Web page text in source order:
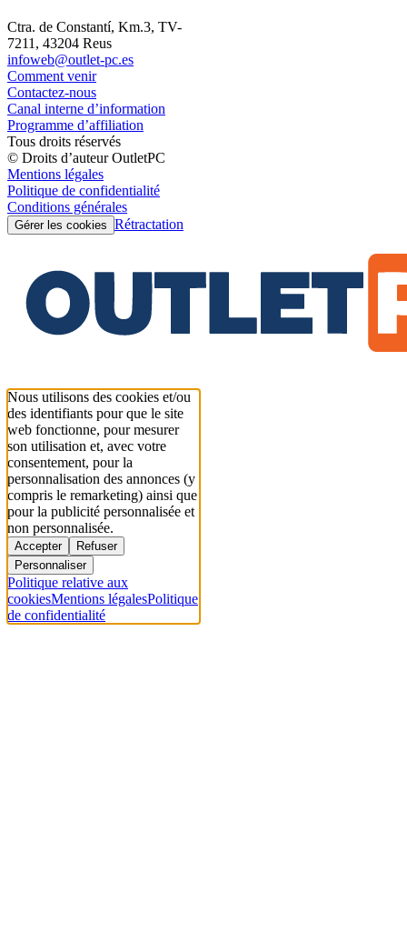
Ctra. de Constantí, Km.3, TV-
7211, 43204 Reus
infoweb@outlet-pc.es
Comment venir
Contactez-nous
Canal interne d’information
Programme d’affiliation
Tous droits réservés
© Droits d’auteur OutletPC
Mentions légales
Politique de confidentialité
Conditions générales
Gérer les cookies Rétractation
Nous utilisons des cookies et/ou
des identifiants pour que le site
web fonctionne, pour mesurer
son utilisation et, avec votre
consentement, pour la
personnalisation des annonces (y
compris le remarketing) ainsi que
pour la publicité personnalisée et
non personnalisée.
Accepter
Refuser
Personnaliser
Politique relative aux
cookiesMentions légalesPolitique
de confidentialité